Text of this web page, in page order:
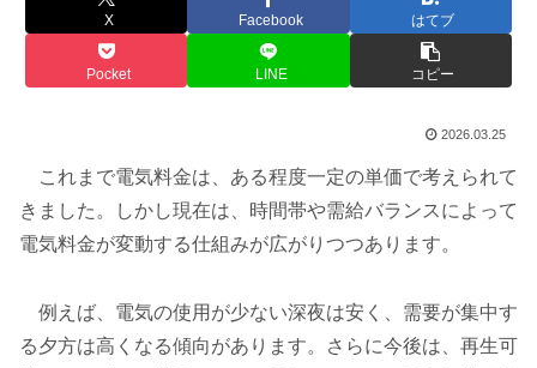
X Facebook はてブ
Pocket LINE コピー
2026.03.25
これまで電気料金は、ある程度一定の単価で考えられて
きました。しかし現在は、時間帯や需給バランスによって
電気料金が変動する仕組みが広がりつつあります。
例えば、電気の使用が少ない深夜は安く、需要が集中す
る夕方は高くなる傾向があります。さらに今後は、再生可